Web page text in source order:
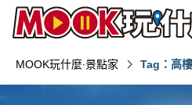
MOOK玩什麼‧景點家 Tag：高